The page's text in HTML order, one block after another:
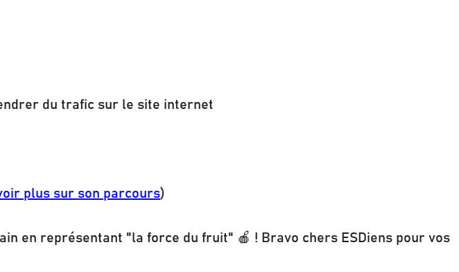
du trafic sur le site internet
plus sur son parcours)
en représentant "la force du fruit" 🍎 ! Bravo chers ESDiens pour vos